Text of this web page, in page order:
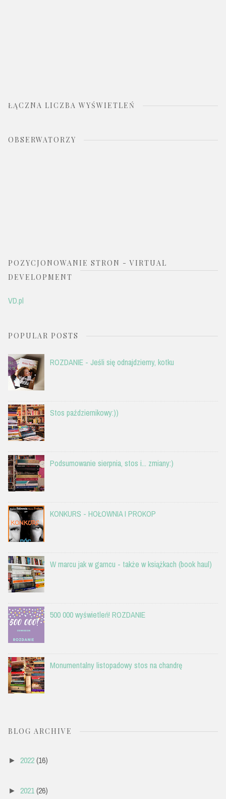
ŁĄCZNA LICZBA WYŚWIETLEŃ
OBSERWATORZY
POZYCJONOWANIE STRON - VIRTUAL
DEVELOPMENT
VD.pl
POPULAR POSTS
ROZDANIE - Jeśli się odnajdziemy, kotku
Stos październikowy:))
Podsumowanie sierpnia, stos i... zmiany:)
KONKURS - HOŁOWNIA I PROKOP
W marcu jak w garncu - także w książkach (book haul)
500 000 wyświetleń! ROZDANIE
Monumentalny listopadowy stos na chandrę
BLOG ARCHIVE
► 2022(16)
► 2021(26)